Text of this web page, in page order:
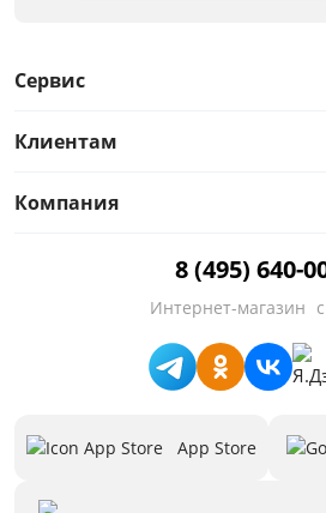
Тип спального места
Количество посадочных
Ящик для белья
Сервис
Клиентам
Компания
8 (495) 640-
Интернет-магазин
App Store